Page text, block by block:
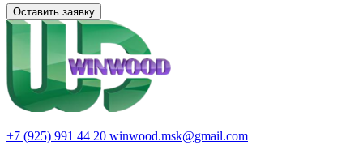
Оставить заявку
+7 (925) 991 44 20 winwood.msk@gmail.com